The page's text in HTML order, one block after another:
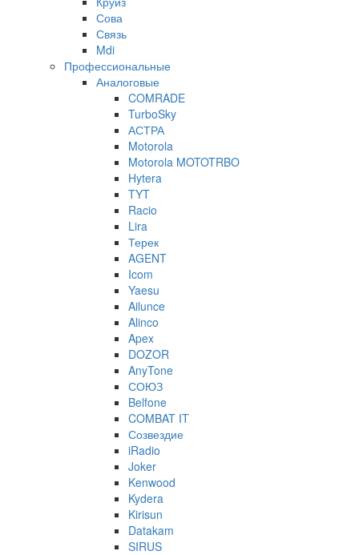
Сова
Связь
Mdi
Профессиональные
Аналоговые
COMRADE
TurboSky
АСТРА
Motorola
Motorola MOTOTRBO
Hytera
TYT
Racio
Lira
Терек
AGENT
Icom
Yaesu
Ailunce
Alinco
Apex
DOZOR
AnyTone
СОЮЗ
Belfone
COMBAT IT
Созвездие
iRadio
Joker
Kenwood
Kydera
Kirisun
Datakam
SIRUS